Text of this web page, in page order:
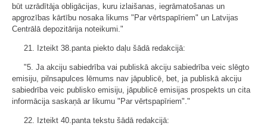
būt uzrādītāja obligācijas, kuru izlaišanas, iegrāmatošanas un
apgrozības kārtību nosaka likums "Par vērtspapīriem" un Latvijas
Centrālā depozitārija noteikumi."
21. Izteikt 38.panta piekto daļu šādā redakcijā:
"5. Ja akciju sabiedrība vai publiskā akciju sabiedrība veic slēgto
emisiju, pilnsapulces lēmums nav jāpublicē, bet, ja publiskā akciju
sabiedrība veic publisko emisiju, jāpublicē emisijas prospekts un cita
informācija saskaņā ar likumu "Par vērtspapīriem"."
22. Izteikt 40.panta tekstu šādā redakcijā: